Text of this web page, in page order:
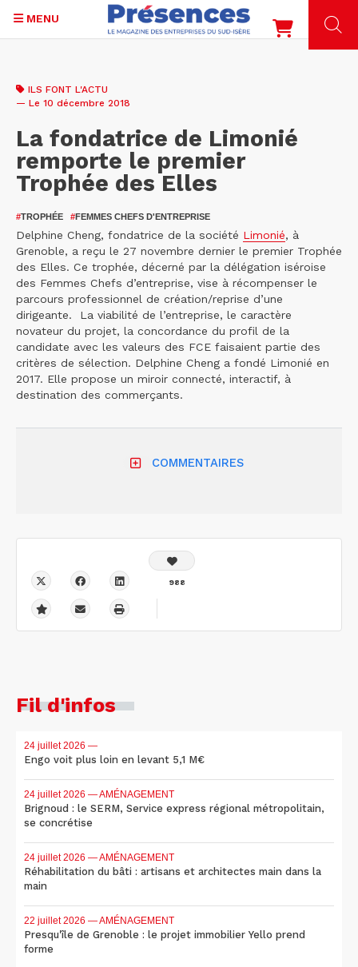
contenu
MENU
ILS FONT L'ACTU
— Le 10 décembre 2018
La fondatrice de Limonié
remporte le premier
Trophée des Elles
#TROPHÉE #FEMMES CHEFS D'ENTREPRISE
Delphine Cheng, fondatrice de la société Limonié, à
Grenoble, a reçu le 27 novembre dernier le premier Trophée
des Elles. Ce trophée, décerné par la délégation iséroise
des Femmes Chefs d’entreprise, vise à récompenser le
parcours professionnel de création/reprise d’une
dirigeante. La viabilité de l’entreprise, le caractère
novateur du projet, la concordance du profil de la
candidate avec les valeurs des FCE faisaient partie des
critères de sélection. Delphine Cheng a fondé Limonié en
2017. Elle propose un miroir connecté, interactif, à
destination des commerçants.
COMMENTAIRES
988
Fil d'infos
24 juillet 2026 —
Engo voit plus loin en levant 5,1 M€
24 juillet 2026 — AMÉNAGEMENT
Brignoud : le SERM, Service express régional métropolitain,
se concrétise
24 juillet 2026 — AMÉNAGEMENT
Réhabilitation du bâti : artisans et architectes main dans la
main
22 juillet 2026 — AMÉNAGEMENT
Presqu'île de Grenoble : le projet immobilier Yello prend
forme